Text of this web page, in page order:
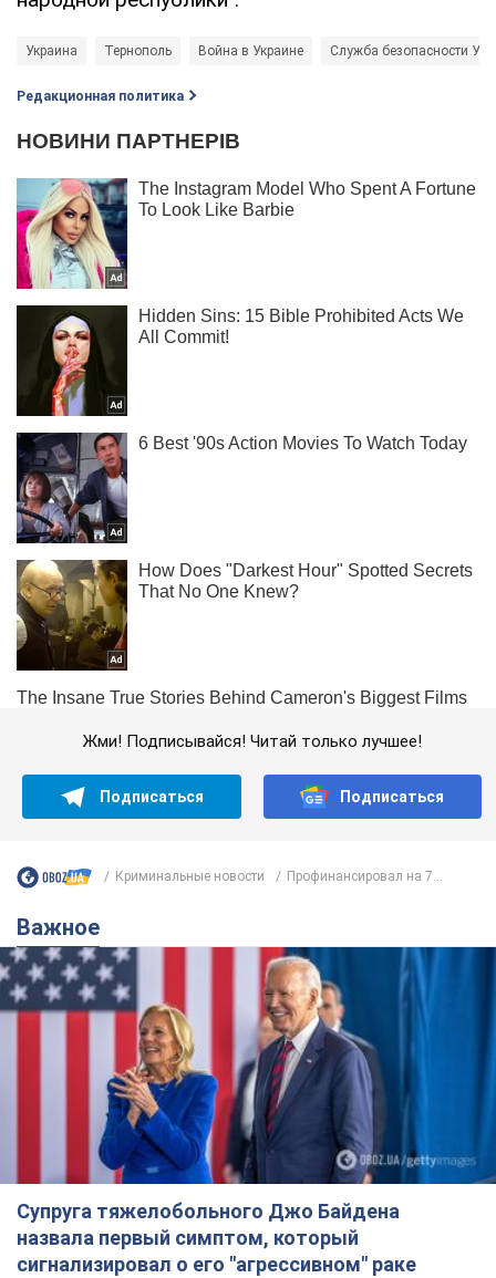
Украина Тернополь Война в Украине Служба безопасности
Редакционная политика
Жми! Подписывайся! Читай только лучшее!
Подписаться Подписаться
Криминальные новости Профинансировал на 7...
Важное
Супруга тяжелобольного Джо Байдена
назвала первый симптом, который
сигнализировал о его "агрессивном" раке